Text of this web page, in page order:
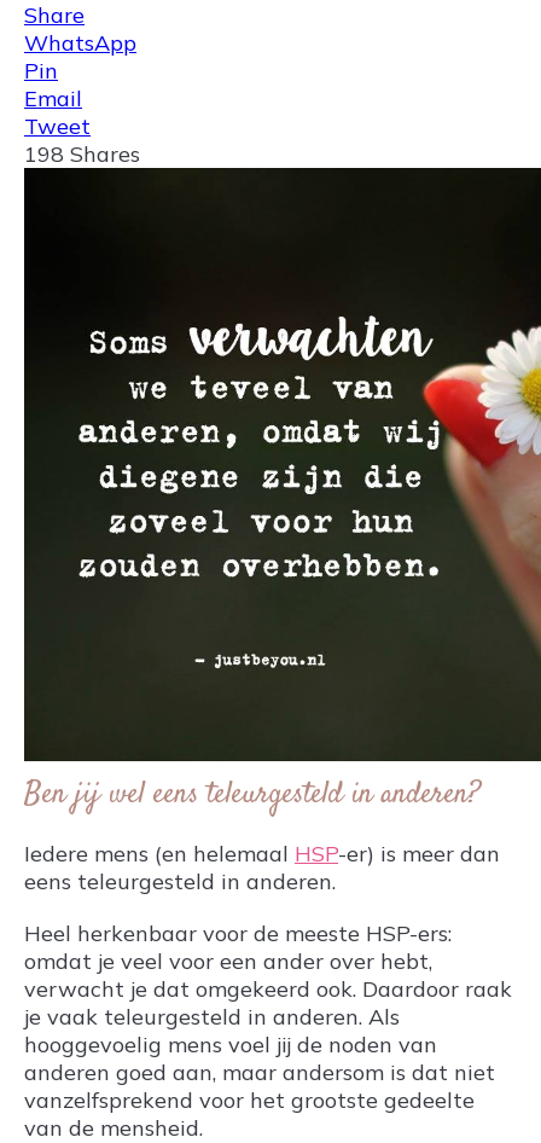
Share
WhatsApp
Pin
Email
Tweet
198 Shares
Ben jij wel eens teleurgesteld in anderen?
Iedere mens (en helemaal HSP-er) is meer dan
eens teleurgesteld in anderen.
Heel herkenbaar voor de meeste HSP-ers:
omdat je veel voor een ander over hebt,
verwacht je dat omgekeerd ook. Daardoor raak
je vaak teleurgesteld in anderen. Als
hooggevoelig mens voel jij de noden van
anderen goed aan, maar andersom is dat niet
vanzelfsprekend voor het grootste gedeelte
van de mensheid.